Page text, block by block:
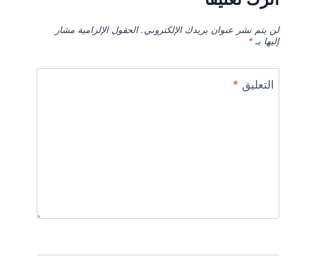
لن يتم نشر عنوان بريدك الإلكتروني. الحقول الإلزامية مشار
إليها بـ*
التعليق *